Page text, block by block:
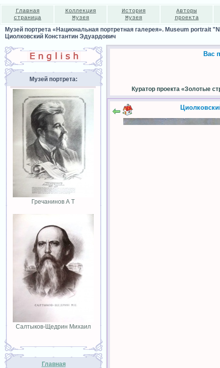
Главная
страница
Коллекция
Музея
История
Музея
Авторы
проекта
Музей портрета «Национальная портретная галерея». Museum portrait
Циолковский Константин Эдуардович
Музей портрета:
Гречанинов А Т
Салтыков-Щедрин Михаил
Главная
Вас
Куратор проекта «Золотые